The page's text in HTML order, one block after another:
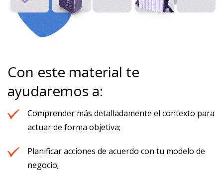
Con este material te
ayudaremos a:
Comprender más detalladamente el contexto para
actuar de forma objetiva;
Planificar acciones de acuerdo con tu modelo de
negocio;